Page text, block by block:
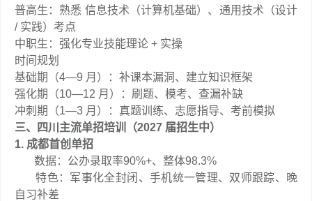
普高生：熟悉 信息技术（计算机基础）、通用技术（设计
/ 实践）考点
中职生：强化专业技能理论 + 实操
时间规划
基础期（4—9 月）：补课本漏洞、建立知识框架
强化期（10—12 月）：刷题、模考、查漏补缺
冲刺期（1—3 月）：真题训练、志愿指导、考前模拟
三、四川主流单招培训（2027 届招生中）
1. 成都首创单招
数据：公办录取率90%+、整体98.3%
特色：军事化全封闭、手机统一管理、双师跟踪、晚
自习补差